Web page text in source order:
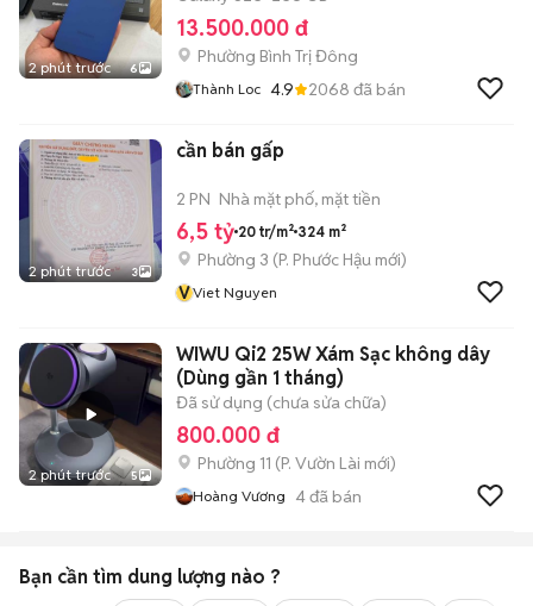
2 phút trước 6
13.500.000 đ
Phường Bình Trị Đông
Thành Loc 4.9 2068 đã bán
2 phút trước 3
cần bán gấp
2 PN Nhà mặt phố, mặt tiền
6,5 tỷ 20 tr/m² 324 m²
Phường 3 (P. Phước Hậu mới)
VViet Nguyen
2 phút trước 5
WIWU Qi2 25W Xám Sạc không dây
(Dùng gần 1 tháng)
Đã sử dụng (chưa sửa chữa)
800.000 đ
Phường 11 (P. Vườn Lài mới)
Hoàng Vương 4đã bán
Bạn cần tìm dung lượng nào ?